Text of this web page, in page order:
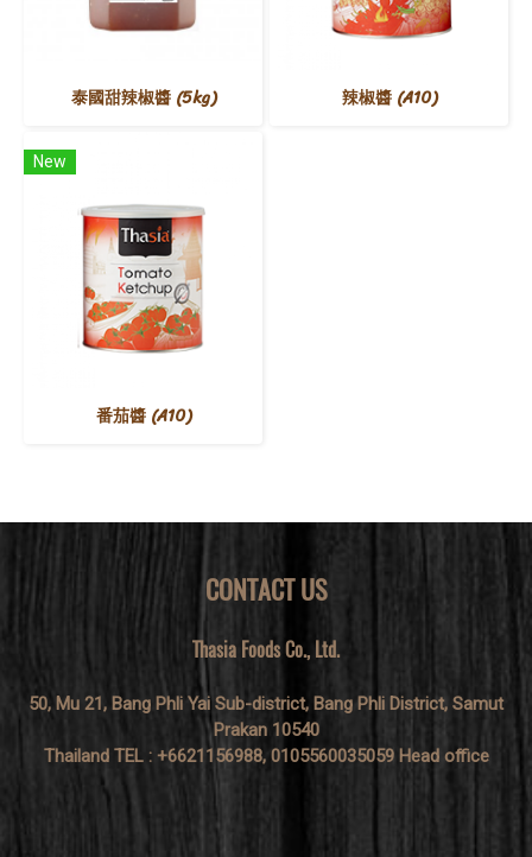
泰國甜辣椒醬 (5kg) 辣椒醬 (A10)
New
番茄醬 (A10)
CONTACT US
Thasia Foods Co., Ltd.
50, Mu 21, Bang Phli Yai Sub-district, Bang Phli District, Samut
Prakan 10540
Thailand TEL : +6621156988, 0105560035059 Head office